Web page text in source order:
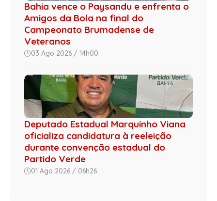
Bahia vence o Paysandu e enfrenta o
Amigos da Bola na final do
Campeonato Brumadense de
Veteranos
03 Ago 2026 / 14h00
Deputado Estadual Marquinho Viana
oficializa candidatura à reeleição
durante convenção estadual do
Partido Verde
01 Ago 2026 / 06h26